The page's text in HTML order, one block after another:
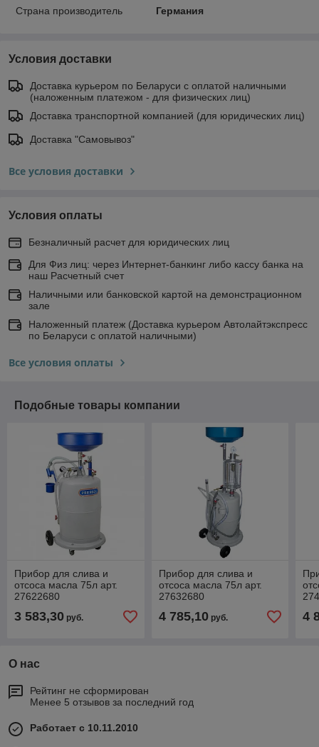
Страна производитель Германия
Условия доставки
Доставка курьером по Беларуси с оплатой наличными
(наложенным платежом - для физических лиц)
Доставка транспортной компанией (для юридических лиц)
Доставка "Самовывоз"
Все условия доставки
Условия оплаты
Безналичный расчет для юридических лиц
Для Физ лиц: через Интернет-банкинг либо кассу банка на
наш Расчетный счет
Наличными или банковской картой на демонстрационном
зале
Наложенный платеж (Доставка курьером Автолайтэкспресс
по Беларуси с оплатой наличными)
Все условия оплаты
Подобные товары компании
Прибор для слива и
отсоса масла 75л арт.
27622680
3 583,30 руб.
Прибор для слива и
отсоса масла 75л арт.
27632680
4 785,10руб. 4
О нас
Рейтинг не сформирован
Менее 5 отзывов за последний год
Работает с 10.11.2010